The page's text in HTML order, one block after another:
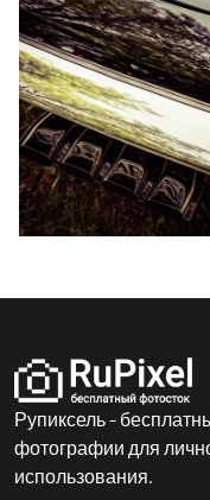
Рупиксель -
фотографии для
использования.